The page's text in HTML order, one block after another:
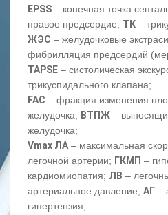
EPSS – конечная точка
правое предсердие; ТК –
ЖЭС – желудочковые
фибрилляция предсердий
TAPSE – систолическая
трикуспидального клапана;
FAC – фракция изменения
желудочка; ВТПЖ –
желудочка;
Vmax ЛА– максимальная
легочной артерии; ГКМП –
кардиомиопатия; ЛВ –
артериальное давление; АГ –
гипертензия;